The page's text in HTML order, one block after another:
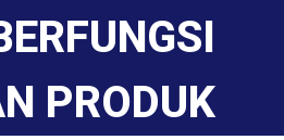
PRODUK